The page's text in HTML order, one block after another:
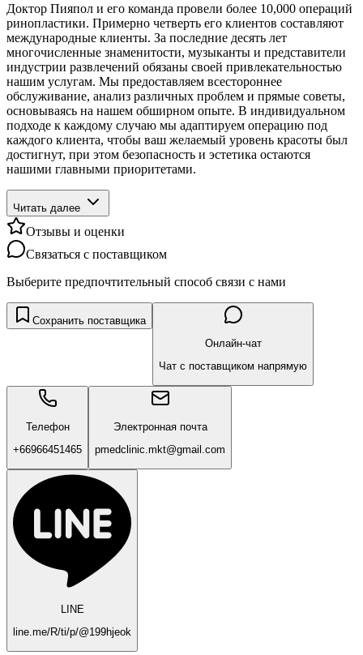
Доктор Пияпол и его команда провели более 10,000 операций
ринопластики. Примерно четверть его клиентов составляют
международные клиенты. За последние десять лет
многочисленные знаменитости, музыканты и представители
индустрии развлечений обязаны своей привлекательностью
нашим услугам. Мы предоставляем всестороннее
обслуживание, анализ различных проблем и прямые советы,
основываясь на нашем обширном опыте. В индивидуальном
подходе к каждому случаю мы адаптируем операцию под
каждого клиента, чтобы ваш желаемый уровень красоты был
достигнут, при этом безопасность и эстетика остаются
нашими главными приоритетами.
Читать далее
Отзывы и оценки
Связаться с поставщиком
Выберите предпочтительный способ связи с нами
Сохранить поставщика
Онлайн-чат
Чат с поставщиком напрямую
Телефон
+66966451465
Электронная почта
pmedclinic.mkt@gmail.com
LINE
line.me/R/ti/p/@199hjeok